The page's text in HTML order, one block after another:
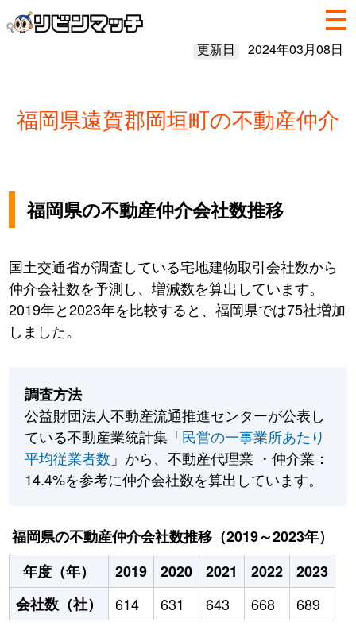
更新日 2024年03月08日
福岡県遠賀郡岡垣町の不動産仲介
福岡県の不動産仲介会社数推移
国土交通省が調査している宅地建物取引会社数から
仲介会社数を予測し、増減数を算出しています。
2019年と2023年を比較すると、福岡県では75社増加
しました。
調査方法
公益財団法人不動産流通推進センターが公表し
ている不動産業統計集「民営の一事業所あたり
平均従業者数 」から、不動産代理業 ・仲介業：
14.4%を参考に仲介会社数を算出しています。
福岡県の不動産仲介会社数推移（2019～2023年）
年度（年）
2019 2020 2021 2022
2023
会社数（社）
614 631 643 668 689